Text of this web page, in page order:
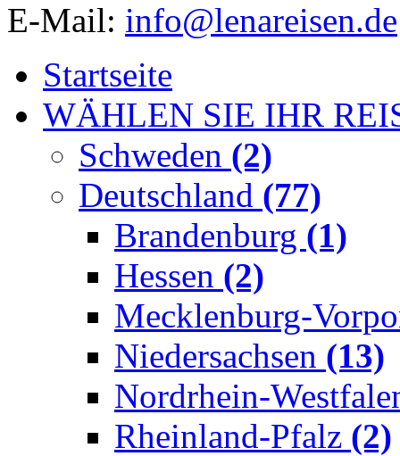
E-Mail: info@lenareisen.de
Startseite
WÄHLEN SIE IHR
Schweden (2)
Deutschland (77)
Brandenburg (1)
Hessen (2)
Mecklenburg-
Niedersachsen (13)
Nordrhein-
Rheinland-Pfalz (2)